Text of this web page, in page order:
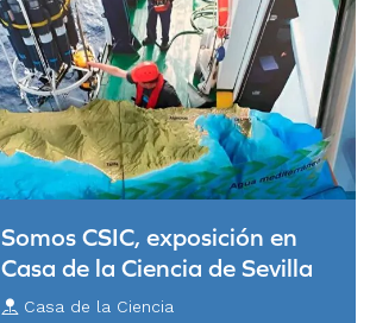
Somos CSIC, exposición en
Casa de la Ciencia de Sevilla
Casa de la Ciencia